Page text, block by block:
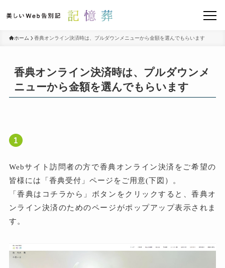
ホーム 香典オンライン決済時は、プルダウンメニューから金額を選んでもらいます
香典オンライン決済時は、プルダウンメ
ニューから金額を選んでもらいます
Webサイト訪問者の方で香典オンライン決済をご希望の
皆様には「香典受付」ページをご用意(下図）。
「香典はコチラから」ボタンをクリックすると、香典オ
ンライン決済のためのページがポップアップ表示されま
す。